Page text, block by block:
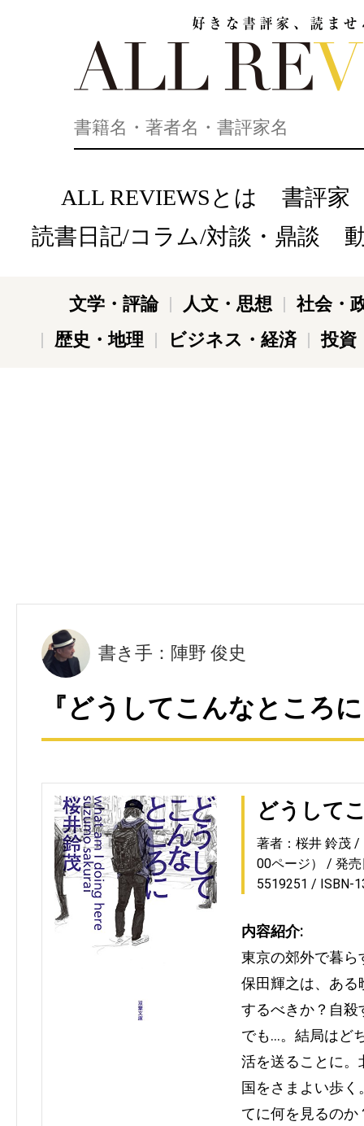
ALL REVIEWSとは
書評家
読書日記/コラム/対談・鼎談
文学・評論 人文・思想
社会・
歴史・地理
ビジネス・経済 投資
書き手：陣野 俊史
『どうしてこんなところ
どうして
著者：桜井 鈴茂
00ページ）
発
5519251
ISBN-
内容紹介:
東京の郊外で暮ら
保田輝之は、ある
するべきか？自殺
でも…。結局はど
活を送ることに。
国をさまよい歩
てに何を見るの